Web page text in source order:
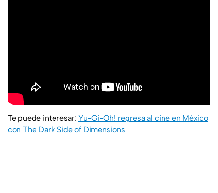
Te puede interesar: Yu-Gi-Oh! regresa al cine en México
con The Dark Side of Dimensions